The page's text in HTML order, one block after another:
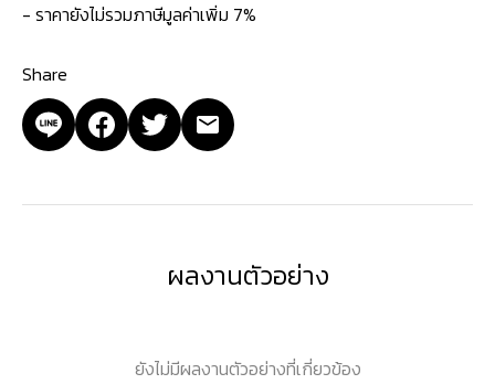
- ราคายังไม่รวมภาษีมูลค่าเพิ่ม 7%
Share
ผลงานตัวอย่าง
ยังไม่มีผลงานตัวอย่างที่เกี่ยวข้อง